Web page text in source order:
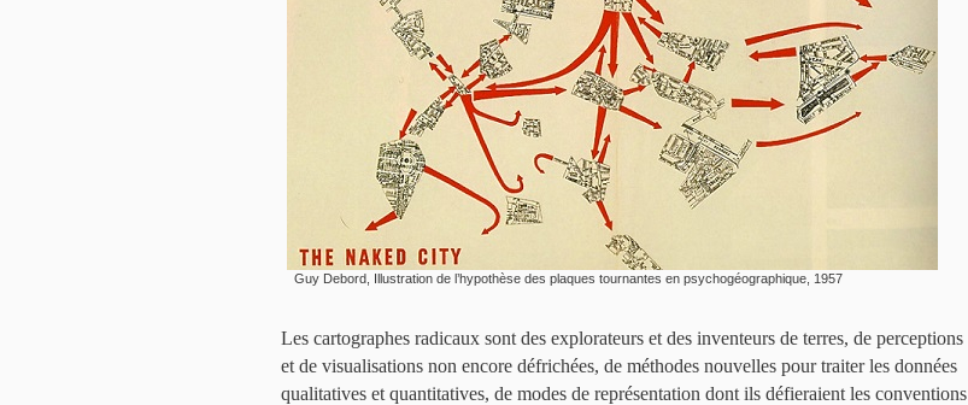
Guy Debord, Illustration de l’hypothèse des plaques tournantes en psychogéographique, 1957
Les cartographes radicaux sont des explorateurs et des inventeurs de terres, de perceptions
et de visualisations non encore défrichées, de méthodes nouvelles pour traiter les données
qualitatives et quantitatives, de modes de représentation dont ils défieraient les conventions